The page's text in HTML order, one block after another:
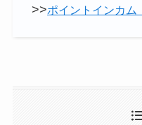
>>ポイントインカム